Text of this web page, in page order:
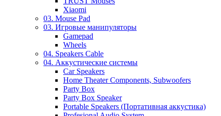
Xiaomi
03. Mouse Pad
03. Игровые манипуляторы
Gamepad
Wheels
04. Speakers Cable
04. Аккустические системы
Car Speakers
Home Theater Components, Subwoofers
Party Box
Party Box Speaker
Portable Speakers (Портативная аккустика)